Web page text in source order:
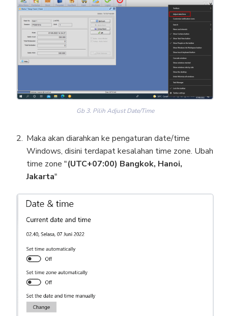
Gb 3. Pilih Adjust Date/Time
Maka akan diarahkan ke pengaturan date/time
Windows, disini terdapat kesalahan time zone. Ubah
time zone "(UTC+07:00) Bangkok, Hanoi,
Jakarta"